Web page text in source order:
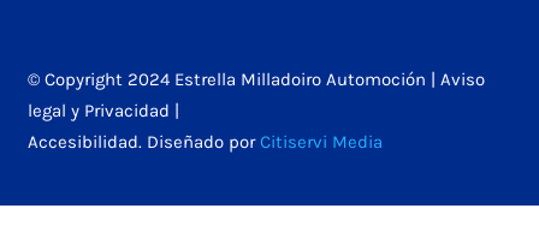
© Copyright 2024 Estrella Milladoiro Automoción |Aviso
legal y Privacidad |
Accesibilidad. Diseñado porCitiservi Media